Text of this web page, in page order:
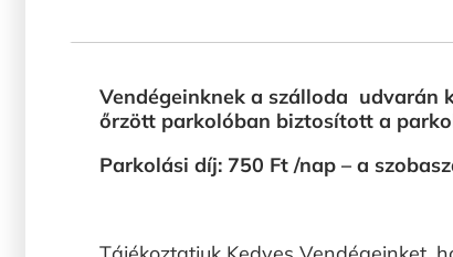
Vendégeinknek a szálloda udvarán
őrzött parkolóban biztosított a
Parkolási díj: 750 Ft /nap – a